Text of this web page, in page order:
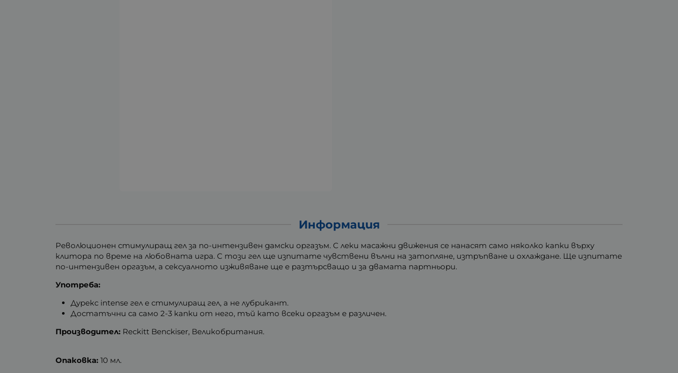
Информация
Революционен стимулиращ гел за по-интензивен дамски оргазъм. С леки масажни движения се нанасят само няколко капки върху
клитора по време на любовната игра. С този гел ще изпитате чувствени вълни на затопляне, изтръпване и охлаждане. Ще изпитате
по-интензивен оргазъм, а сексуалното изживяване ще е разтърсващо и за двамата партньори.
Употреба:
Дурекс intense гел е стимулиращ гел, а не лубрикант.
Достатъчни са само 2-3 капки от него, тъй като всеки оргазъм е различен.
Производител: Reckitt Benckiser, Великобритания.
Опаковка: 10 мл.